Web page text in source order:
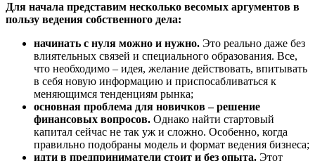
Для начала представим несколько весомых аргументов в
пользу ведения собственного дела:
начинать с нуля можно и нужно. Это реально даже без
влиятельных связей и специального образования. Все,
что необходимо – идея, желание действовать, впитывать
в себя новую информацию и приспосабливаться к
меняющимся тенденциям рынка;
основная проблема для новичков – решение
финансовых вопросов. Однако найти стартовый
капитал сейчас не так уж и сложно. Особенно, когда
правильно подобраны модель и формат ведения бизнеса;
идти в предприниматели стоит и без опыта. Этот